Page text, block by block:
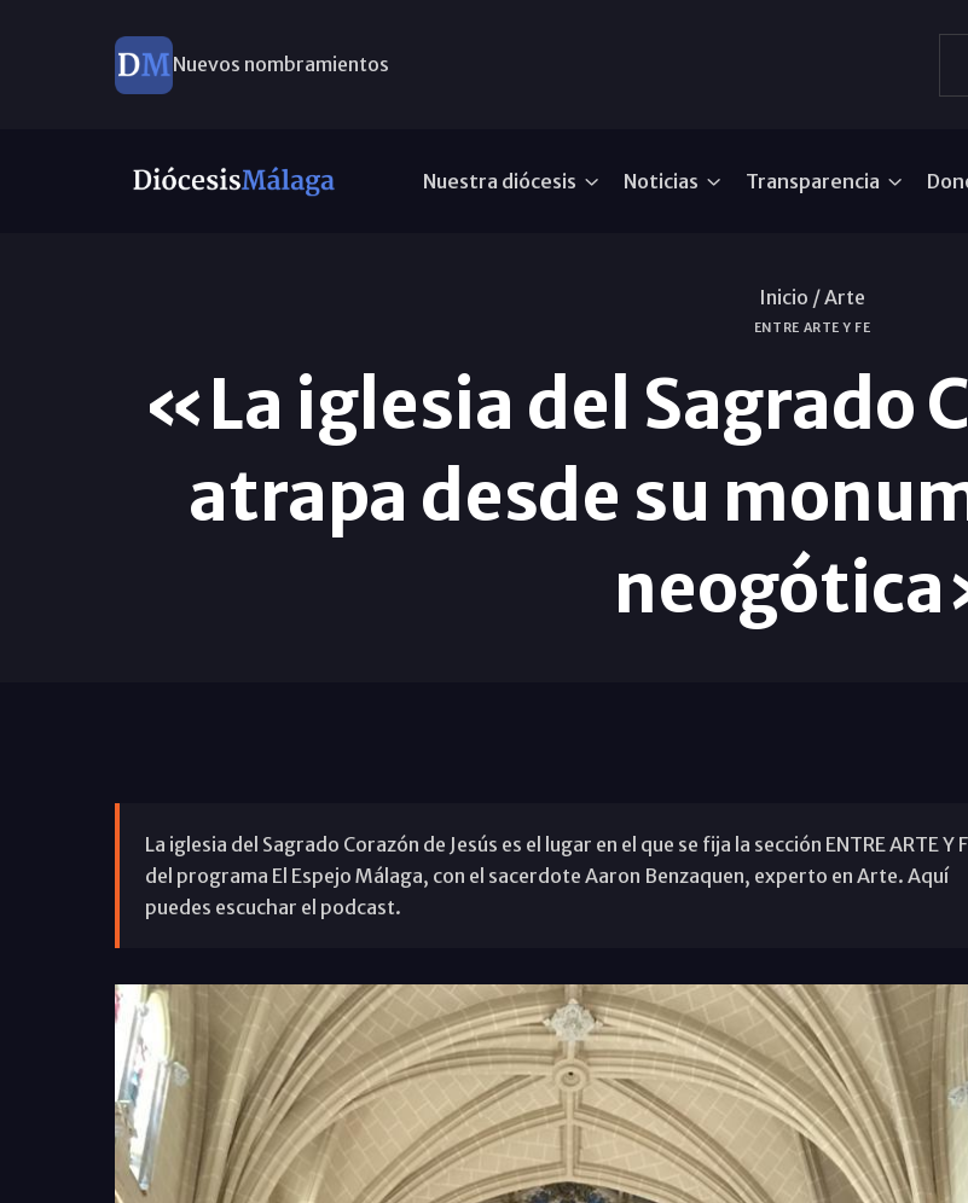
Este domingo, Campaña Pro Templos
Nuestra diócesis Noticias Transparencia
Inicio /Arte
ENTRE ARTE Y FE
«La iglesia del Sagrado
atrapa desde su
La iglesia del Sagrado Corazón de Jesús es el lugar en el que se fija la sección ENTRE ARTE Y
del programa El Espejo Málaga, con el sacerdote Aaron Benzaquen, experto en Arte. Aquí
puedes escuchar el podcast.